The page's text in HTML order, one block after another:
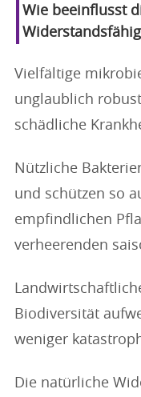
Wie beeinflusst
Vielfältige
unglaublich
schädliche
Nützliche
und schützen so
empfindlichen
verheerenden
Biodiversität
weniger
Die natürliche